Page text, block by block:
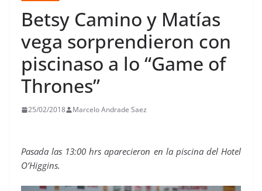
Betsy Camino y Matías
vega sorprendieron con
piscinaso a lo “Game of
Thrones”
25/02/2018 Marcelo Andrade Saez
Pasada las 13:00 hrs aparecieron en la piscina del Hotel
O’Higgins.